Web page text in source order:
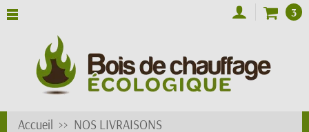
3
Accueil
NOS LIVRAISONS